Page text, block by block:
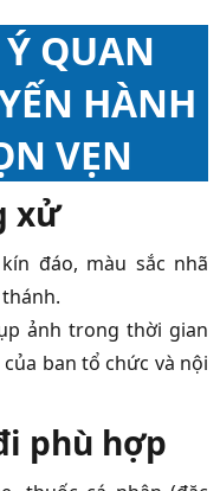
QUAN
HÀNH
VẸN
xử
đáo, màu sắc nhã
ảnh trong thời gian
ban tổ chức và nội
phù hợp